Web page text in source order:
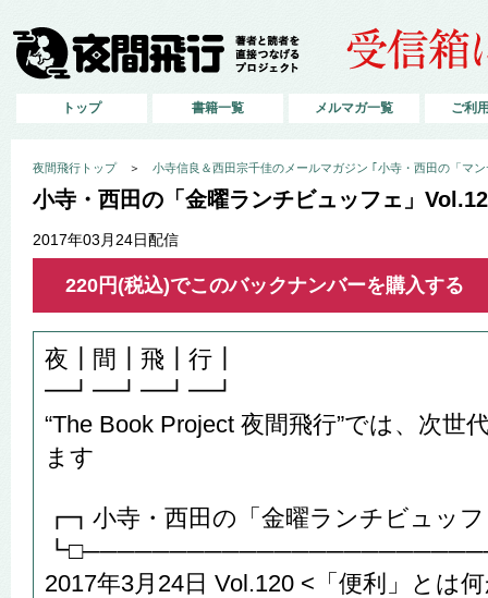
トップ 書籍一覧 メルマガ一覧 ご利
夜間飛行トップ＞ 小寺信良＆西田宗千佳のメールマガジン ｢小寺・西田の「マ
小寺・西田の「金曜ランチビュッフェ」
2017年03月24日配信
220円(税込)でこのバックナンバーを購入する
夜┃間┃飛┃行┃
━┛━┛━┛━┛
“The Book Project 夜間飛行”では、次世
ます
┏┓小寺・西田の「金曜ランチビュッ
2017年3月24日 Vol.120 <「便利」とは